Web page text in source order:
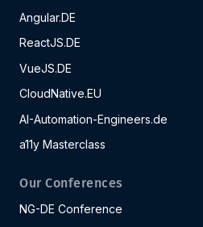
Angular.DE
ReactJS.DE
VueJS.DE
CloudNative.EU
AI-Automation-Engineers.de
a11y Masterclass
Our Conferences
NG-DE Conference